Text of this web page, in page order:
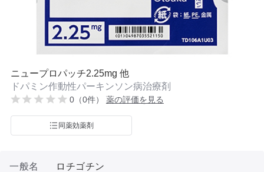
ニュープロパッチ2.25mg 他
ドパミン作動性パーキンソン病治療剤
0（0件） 薬の評価を見る
同薬効薬剤
一般名
ロチゴチン